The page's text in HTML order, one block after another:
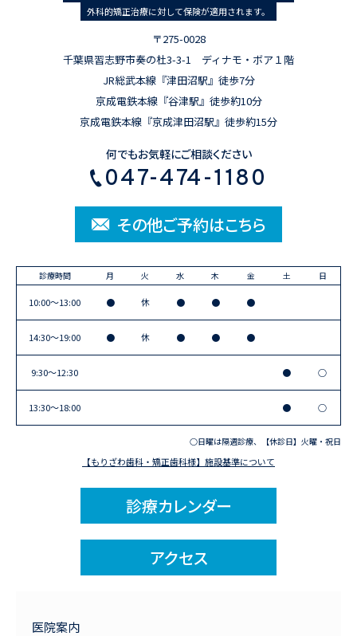
外科的矯正治療に対して保険が適用されます。
〒275-0028
千葉県習志野市奏の杜3-3-1 ディナモ・ボア１階
JR総武本線『津田沼駅』徒歩7分
京成電鉄本線『谷津駅』徒歩約10分
京成電鉄本線『京成津田沼駅』徒歩約15分
何でもお気軽にご相談ください
047-474-1180
その他ご予約はこちら
診療時間 月 火 水 木 金 土 日
10:00〜13:00 ● 休 ● ● ●
14:30〜19:00 ● 休 ● ● ●
9:30〜12:30 ● ○
13:30〜18:00 ● ○
○日曜は隔週診療、【休診日】火曜・祝日
【もりざわ歯科・矯正歯科様】施設基準について
診療カレンダー
アクセス
医院案内